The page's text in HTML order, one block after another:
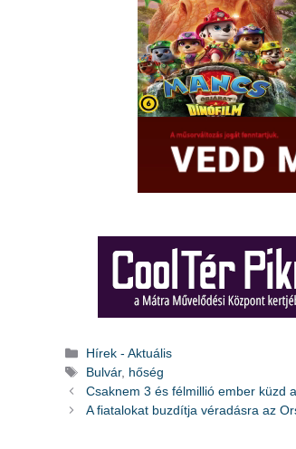
Kategória
Hírek - Aktuális
Címkék
Bulvár, hőség
Csaknem 3 és félmillió ember küzd
A fiatalokat buzdítja véradásra az